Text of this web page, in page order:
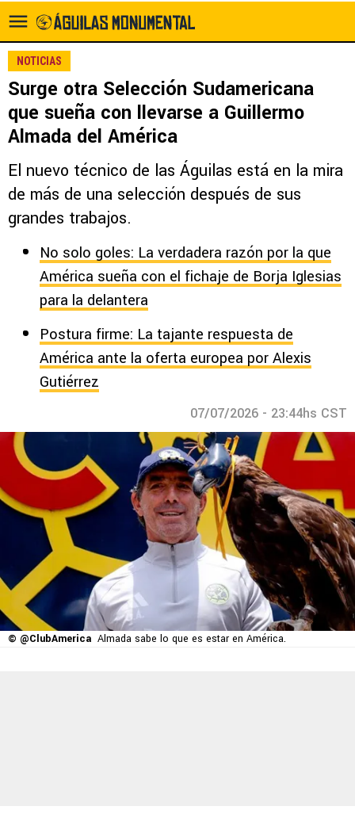
NOTICIAS
Surge otra Selección Sudamericana
que sueña con llevarse a Guillermo
Almada del América
El nuevo técnico de las Águilas está en la mira
de más de una selección después de sus
grandes trabajos.
No solo goles: La verdadera razón por la que
América sueña con el fichaje de Borja Iglesias
para la delantera
Postura firme: La tajante respuesta de
América ante la oferta europea por Alexis
Gutiérrez
07/07/2026 - 23:44hs CST
© @ClubAmerica Almada sabe lo que es estar en América.